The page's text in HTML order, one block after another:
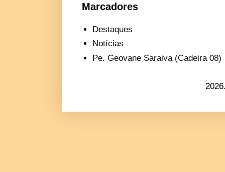
Marcadores
Destaques
Notícias
Pe. Geovane Saraiva (Cadeira 08)